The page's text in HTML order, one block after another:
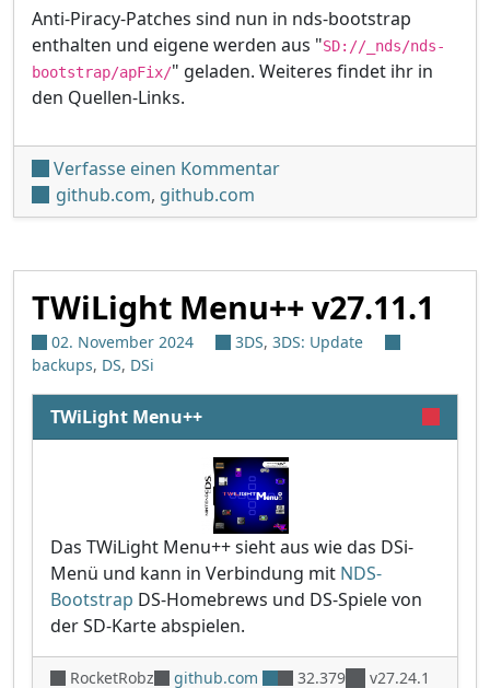
Anti-Piracy-Patches sind nun in nds-bootstrap
enthalten und eigene werden aus "SD://_nds/nds-
bootstrap/apFix/" geladen. Weiteres findet ihr in
den Quellen-Links.
Verfasse einen Kommentarunter 'TWiLight Menu++
github.com, github.com
TWiLight Menu++ v27.11.1
02. November 2024 3DS, 3DS: Update
backups, DS, DSi
TWiLight Menu++
Das TWiLight Menu++ sieht aus wie das DSi-
Menü und kann in Verbindung mit NDS-
Bootstrap DS-Homebrews und DS-Spiele von
der SD-Karte abspielen.
RocketRobz github.com 32.379
v27.24.1